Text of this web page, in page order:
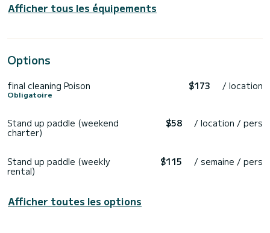
Afficher tous les équipements
Options
final cleaning Poison
Obligatoire
$173 / location
Stand up paddle (weekend
charter)
$58 / location / pers
Stand up paddle (weekly
rental)
$115 / semaine / pers
Afficher toutes les options